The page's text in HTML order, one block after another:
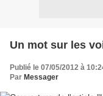
Un mot sur les
Publié le 07/05/2012 à
Par Messager